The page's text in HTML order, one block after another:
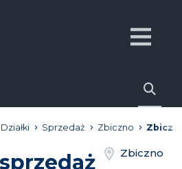
Działki Sprzedaż Zbiczno
Zbiczno